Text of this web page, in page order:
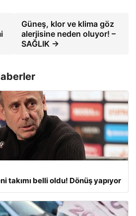
Güneş, klor ve klima göz
alerjisine neden oluyor! –
SAĞLIK →
takımı belli oldu! Dönüş yapıyor